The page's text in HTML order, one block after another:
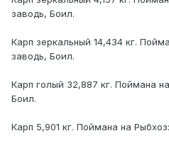
заводь, Боил.
Карп зеркальный 14,434 кг.
заводь, Боил.
Карп голый 32,887 кг. Поймана
Боил.
Карп 5,901 кг. Поймана на